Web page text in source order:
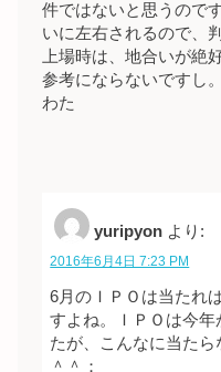
件ではないと思うので
いに左右されるので、
上場時は、地合いが絶
参考にならないですし。
わた
yuripyon より:
2016年6月4日 7:23 PM
6月のＩＰＯは当たれ
すよね。ＩＰＯは今
たが、こんなに当た
＾＾；